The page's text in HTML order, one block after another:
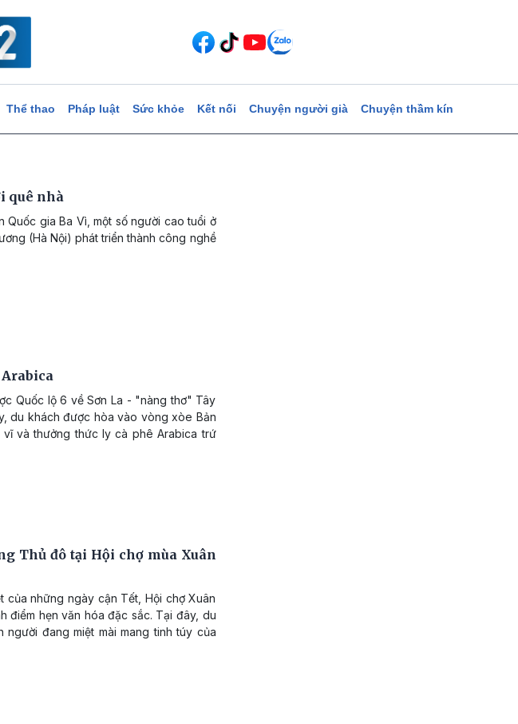
Thể thao Pháp luật Sức khỏe Kết nối Chuyện người già Chuyện thầm kín
quê nhà
gia Ba Vì, một số người cao tuổi ở
(Hà Nội) phát triển thành công nghề
Quốc lộ 6 về Sơn La - "nàng thơ" Tây
du khách được hòa vào vòng xòe Bản
và thưởng thức ly cà phê Arabica trứ
Thủ đô tại Hội chợ mùa Xuân
những ngày cận Tết, Hội chợ Xuân
điểm hẹn văn hóa đặc sắc. Tại đây, du
đang miệt mài mang tinh túy của